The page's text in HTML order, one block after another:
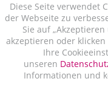
Diese Seite verwendet
der Webseite zu
Sie auf
akzeptieren oder
Ihre
unseren
Informationen und